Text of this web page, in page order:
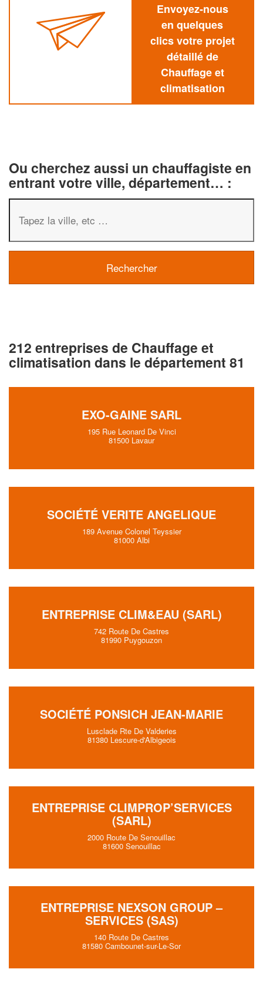
Envoyez-nous
en quelques
clics votre projet
détaillé de
Chauffage et
climatisation
Ou cherchez aussi un chauffagiste en
entrant votre ville, département… :
212 entreprises de Chauffage et
climatisation dans le département 81
EXO-GAINE SARL
195 Rue Leonard De Vinci
81500 Lavaur
SOCIÉTÉ VERITE ANGELIQUE
189 Avenue Colonel Teyssier
81000 Albi
ENTREPRISE CLIM&EAU (SARL)
742 Route De Castres
81990 Puygouzon
SOCIÉTÉ PONSICH JEAN-MARIE
Lusclade Rte De Valderies
81380 Lescure-d'Albigeois
ENTREPRISE CLIMPROP’SERVICES
(SARL)
2000 Route De Senouillac
81600 Senouillac
ENTREPRISE NEXSON GROUP –
SERVICES (SAS)
140 Route De Castres
81580 Cambounet-sur-Le-Sor